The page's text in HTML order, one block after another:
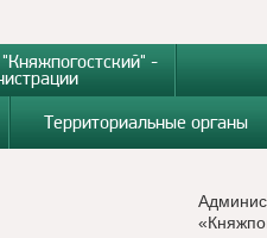
-
Территориальные органы